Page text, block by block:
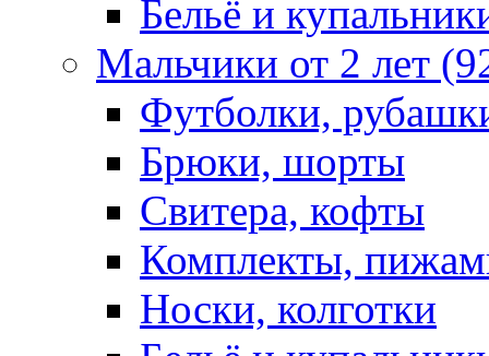
Бельё и
Мальчики от 2 лет
Футболки,
Брюки, шорты
Свитера, кофты
Комплекты,
Носки, колготки